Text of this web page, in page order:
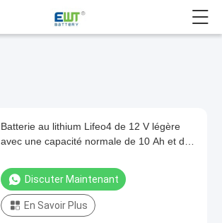
Batterie au lithium Lifeo4 de 12 V légère
avec une capacité normale de 10 Ah et des
Discuter Maintenant
En Savoir Plus